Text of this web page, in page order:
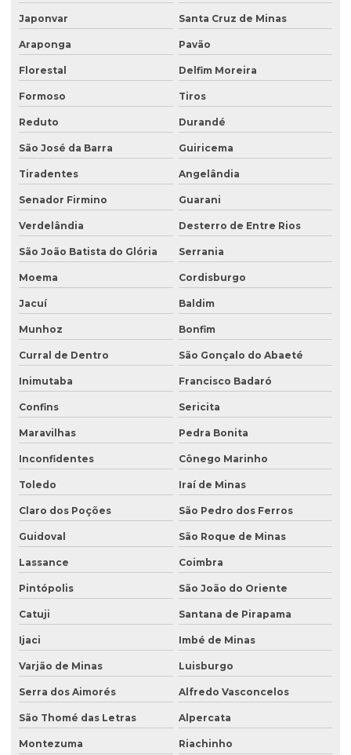
Japonvar Santa Cruz de Minas
Araponga Pavão
Florestal Delfim Moreira
Formoso Tiros
Reduto Durandé
São José da Barra Guiricema
Tiradentes Angelândia
Senador Firmino Guarani
Verdelândia Desterro de Entre Rios
São João Batista do Glória Serrania
Moema Cordisburgo
Jacuí Baldim
Munhoz Bonfim
Curral de Dentro São Gonçalo do Abaeté
Inimutaba Francisco Badaró
Confins Sericita
Maravilhas Pedra Bonita
Inconfidentes Cônego Marinho
Toledo Iraí de Minas
Claro dos Poções São Pedro dos Ferros
Guidoval São Roque de Minas
Lassance Coimbra
Pintópolis São João do Oriente
Catuji Santana de Pirapama
Ijaci Imbé de Minas
Varjão de Minas Luisburgo
Serra dos Aimorés Alfredo Vasconcelos
São Thomé das Letras Alpercata
Montezuma Riachinho